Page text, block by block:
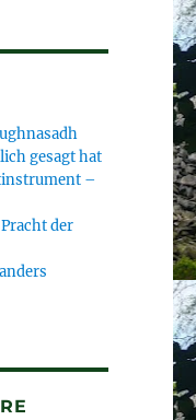
gesagt hat
–
der